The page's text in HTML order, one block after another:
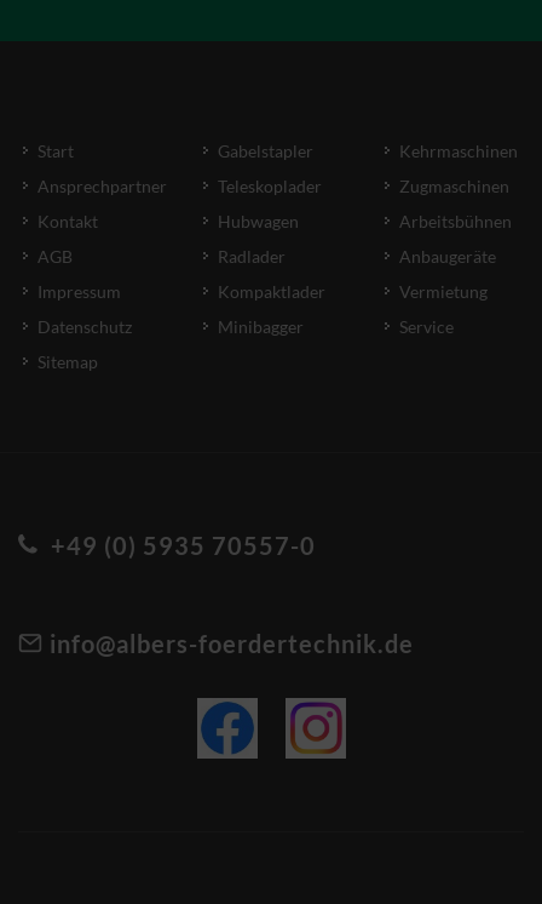
Start
Ansprechpartner
Kontakt
AGB
Impressum
Datenschutz
Sitemap
Gabelstapler
Teleskoplader
Hubwagen
Radlader
Kompaktlader
Minibagger
Kehrmaschinen
Zugmaschinen
Arbeitsbühnen
Anbaugeräte
Vermietung
Service
+49 (0) 5935 70557-0
info@albers-foerdertechnik.de